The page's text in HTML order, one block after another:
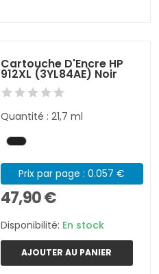
Cartouche D'Encre HP
912XL (3YL84AE) Noir
Quantité : 21,7 ml
Prix par page : 0.057 €
47,90 €
Disponibilité: En stock
AJOUTER AU PANIER